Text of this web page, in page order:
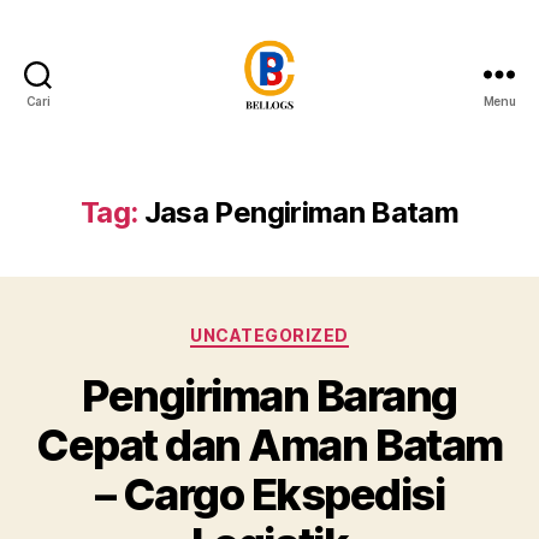
Cari
Customs
Clearance
Trucking
Moving
Heavy
Equipment
Crane
Forklift
Flat
Rack
Menu
Tag: Jasa Pengiriman Batam
Kategori
UNCATEGORIZED
Pengiriman Barang
Cepat dan Aman Batam
– Cargo Ekspedisi